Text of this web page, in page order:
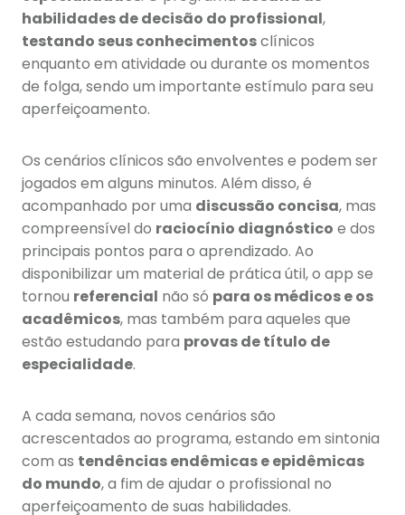
habilidades de decisão do profissional,
testando seus conhecimentosclínicos
enquanto em atividade ou durante os momentos
de folga, sendo um importante estímulo para seu
aperfeiçoamento.
Os cenários clínicos são envolventes e podem ser
jogados em alguns minutos. Além disso, é
acompanhado por uma discussão concisa, mas
compreensível do raciocínio diagnóstico e dos
principais pontos para o aprendizado. Ao
disponibilizar um material de prática útil, o app se
tornou referencial não só para os médicos e os
acadêmicos, mas também para aqueles que
estão estudando para provas de título de
especialidade.
A cada semana, novos cenários são
acrescentados ao programa, estando em sintonia
com as tendências endêmicas e epidêmicas
do mundo, a fim de ajudar o profissional no
aperfeiçoamento de suas habilidades.